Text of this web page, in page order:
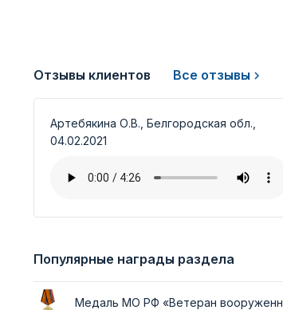
Отзывы клиентов Все отзывы
Артебякина О.В., Белгородская обл.,
04.02.2021
Популярные награды раздела
Медаль МО РФ «Ветеран